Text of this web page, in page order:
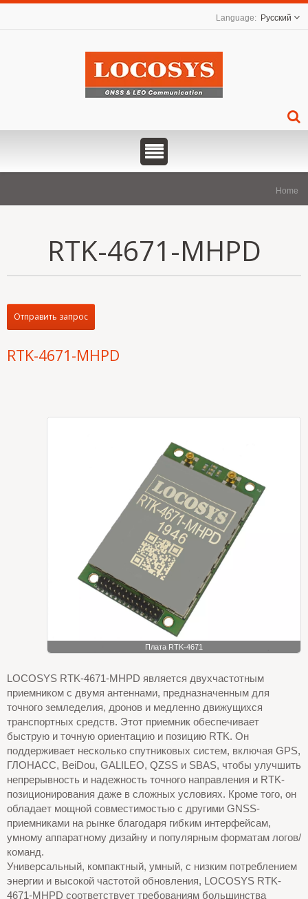
Русский
Home
RTK-4671-MHPD
Отправить запрос
RTK-4671-MHPD
Плата RTK-4671
LOCOSYS RTK-4671-MHPD является двухчастотным
приемником с двумя антеннами, предназначенным для
точного земледелия, дронов и медленно движущихся
транспортных средств. Этот приемник обеспечивает
быструю и точную ориентацию и позицию RTK. Он
поддерживает несколько спутниковых систем, включая GPS,
ГЛОНАСС, BeiDou, GALILEO, QZSS и SBAS, чтобы улучшить
непрерывность и надежность точного направления и RTK-
позиционирования даже в сложных условиях. Кроме того, он
обладает мощной совместимостью с другими GNSS-
приемниками на рынке благодаря гибким интерфейсам,
умному аппаратному дизайну и популярным форматам логов/
команд.
Универсальный, компактный, умный, с низким потреблением
энергии и высокой частотой обновления, LOCOSYS RTK-
4671-MHPD соответствует требованиям большинства